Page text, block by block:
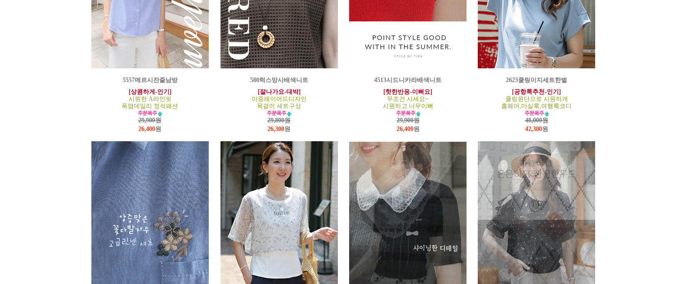
5557메르시잔줄남방
[상콤하게-인기]
시원한 A라인핏
폭염데일리 정석패션
29,900원
26,400원
580럭스망사배색니트
[잘나가요-대박]
이중레이어드디자인
목걸이 세트구성
29,800원
26,300원
4513시드니카라배색니트
[핫한반응-이뻐요]
무조건 사세요~
시원하고 너무이뻐
29,900원
26,400원
2623쿨링이지세트한벌
[공항룩추천-인기]
쿨링원단으로 시원하게
홈웨어,마실룩,여행룩코디
48,000원
42,300원